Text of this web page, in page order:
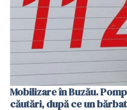
Mobilizare în Buzău.
căutări, după ce un bărbat